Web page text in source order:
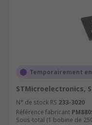
Temporairement
STMicroelectronics,
N° de stock RS 233-3020
Référence fabricant
Sous-total (1 bobine de